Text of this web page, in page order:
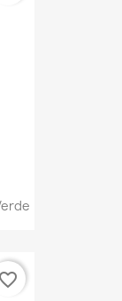
favorite_border